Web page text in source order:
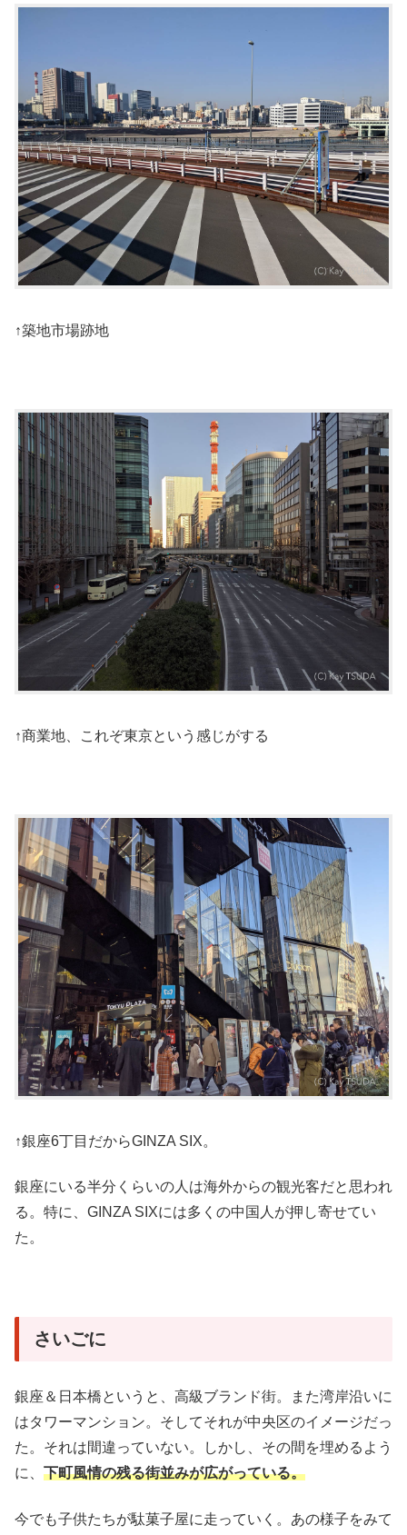
↑築地市場跡地
↑商業地、これぞ東京という感じがする
↑銀座6丁目だからGINZA SIX。
銀座にいる半分くらいの人は海外からの観光客だと思われ
る。特に、GINZA SIXには多くの中国人が押し寄せてい
た。
さいごに
銀座＆日本橋というと、高級ブランド街。また湾岸沿いに
はタワーマンション。そしてそれが中央区のイメージだっ
た。それは間違っていない。しかし、その間を埋めるよう
に、 下町風情の残る街並みが広がっている。
今でも子供たちが駄菓子屋に走っていく。あの様子をみて